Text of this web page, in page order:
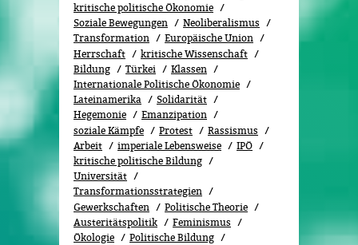
kritische politische Ökonomie
Soziale Bewegungen
Neoliberalismus
Transformation
Europäische Union
Herrschaft
kritische Wissenschaft
Bildung
Türkei
Klassen
Internationale Politische Ökonomie
Lateinamerika
Solidarität
Hegemonie
Emanzipation
soziale Kämpfe
Protest
Rassismus
Arbeit
imperiale Lebensweise
IPÖ
kritische politische Bildung
Universität
Transformationsstrategien
Gewerkschaften
Politische Theorie
Austeritätspolitik
Feminismus
Ökolo­gie
Politische Bildung